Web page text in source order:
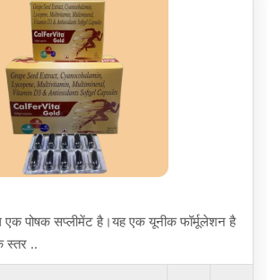
एक पोषक सप्लीमेंट है।यह एक यूनीक फॉर्मूलेशन है
स्तर ..